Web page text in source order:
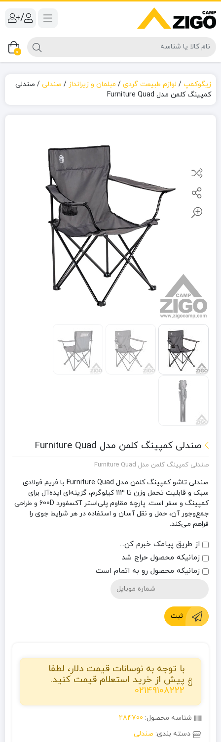
/
0
زیگوکمپ / لوازم طبیعت گردی / مبلمان و زیرانداز / صندلی / صندلی
کمپینگ کلمن مدل Furniture Quad
صندلی کمپینگ کلمن مدل Furniture Quad
صندلی کمپینگ کلمن مدل Furniture Quad
صندلی تاشو کمپینگ کلمن مدل Furniture Quad با فریم فولادی
سبک و قابلیت تحمل وزن تا 113 کیلوگرم، گزینه‌ای ایده‌آل برای
کمپینگ و سفر است. پارچه مقاوم پلی‌استر آکسفورد 600D و طراحی
جمع‌وجور آن، حمل و نقل آسان و استفاده در هر شرایط جوی را
فراهم می‌کند.
از طریق پیامک خبرم کن...
زمانیکه محصول حراج شد
زمانیکه محصول رو به اتمام است
ثبت
با توجه به نوسانات قیمت دلار، لطفا
پیش از خرید استعلام قیمت کنید.
02149108222
شناسه محصول: 284700
دسته بندی: صندلی